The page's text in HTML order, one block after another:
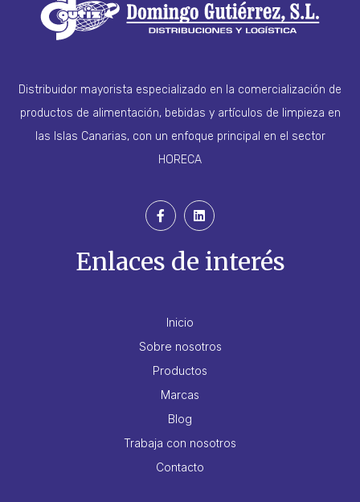
Distribuidor mayorista especializado en la comercialización de
productos de alimentación, bebidas y artículos de limpieza en
las Islas Canarias, con un enfoque principal en el sector
HORECA
Enlaces de interés
Inicio
Sobre nosotros
Productos
Marcas
Blog
Trabaja con nosotros
Contacto